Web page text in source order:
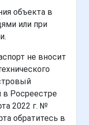
объекта в
или при
не вносит
в Росреестре
2022 г. №
обратитесь в